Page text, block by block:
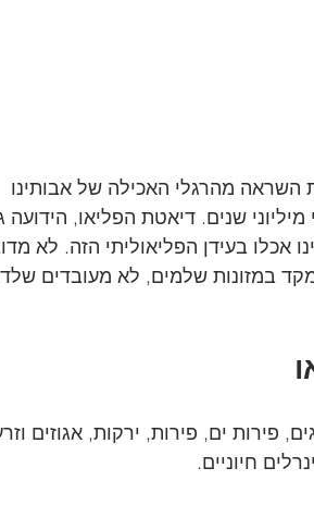
השראה מהרגלי האכילה של אבותינו
שנים. דיאטת הפליאו,
בעידן הפליאוליתי הזה. לא
במזונות שלמים, לא מעובדים
פירות ים, פירות, ירקות, אגוזים
חיוניים.